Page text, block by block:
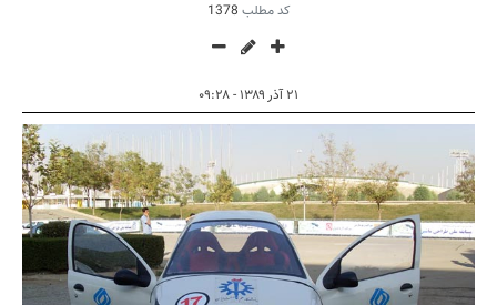
کد مطلب 1378
۲۱ آذر ۱۳۸۹ - ۰۹:۲۸